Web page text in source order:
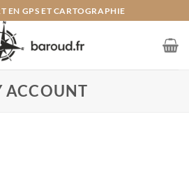
EN GPS ET CARTOGRAPHIE
ACCOUNT